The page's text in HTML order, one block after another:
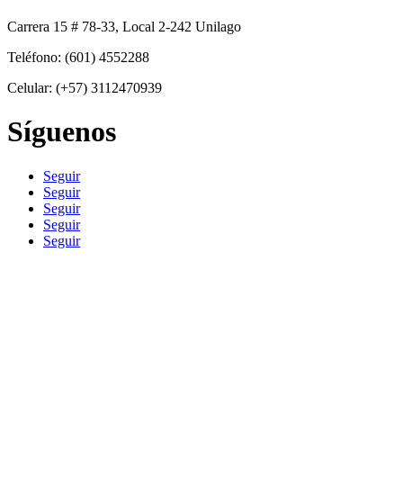
Carrera 15 # 78-33, Local 2-242 Unilago
Teléfono: (601) 4552288
Celular: (+57) 3112470939
Síguenos
Seguir
Seguir
Seguir
Seguir
Seguir